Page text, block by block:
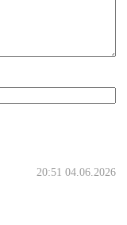
20:51 04.06.2026